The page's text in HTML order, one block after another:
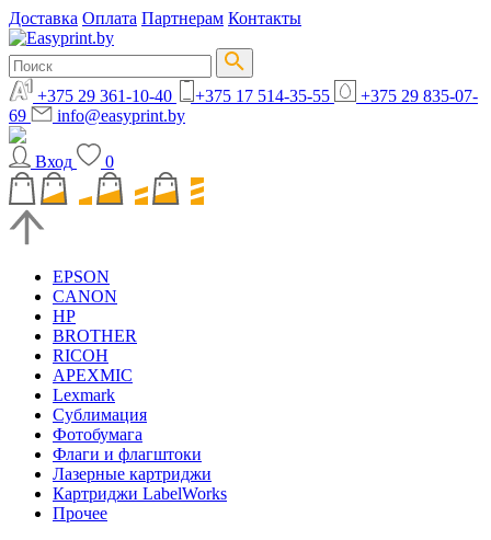
Доставка Оплата Партнерам Контакты
+375 29 361-10-40 +375 17 514-35-55
+375 29 835-07-
69
info@easyprint.by
Вход 0
EPSON
CANON
HP
BROTHER
RICOH
APEXMIC
Lexmark
Сублимация
Фотобумага
Флаги и флагштоки
Лазерные картриджи
Картриджи LabelWorks
Прочее